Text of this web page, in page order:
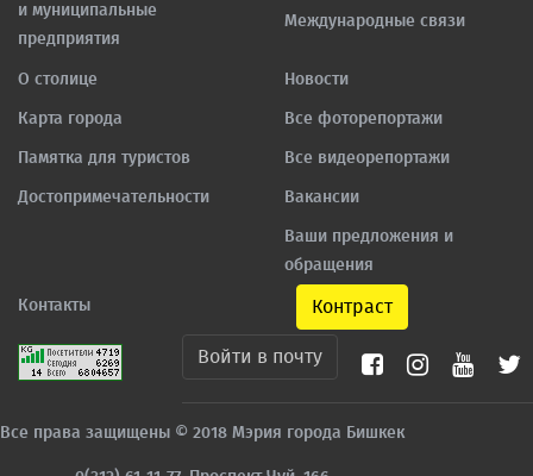
и муниципальные
предприятия
Международные связи
О столице
Карта города
Памятка для туристов
Достопримечательности
Новости
Все фоторепортажи
Все видеорепортажи
Вакансии
Ваши предложения и
обращения
Контакты Контраст
Войти в почту
Все права защищены © 2018 Мэрия города Бишкек